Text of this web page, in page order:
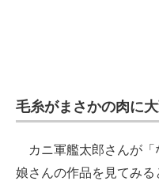
毛糸がまさかの肉に大
カニ軍艦太郎さんが「
娘さんの作品を見てみ